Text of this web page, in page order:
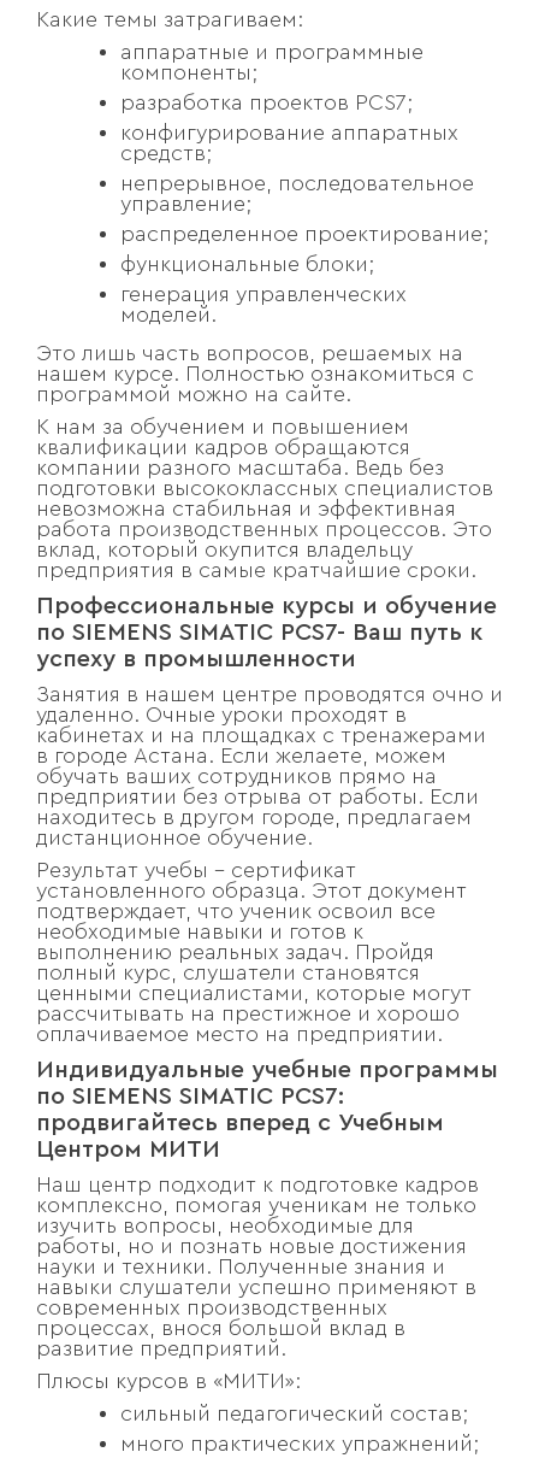
Какие темы затрагиваем:
аппаратные и программные
компоненты;
разработка проектов PCS7;
конфигурирование аппаратных
средств;
непрерывное, последовательное
управление;
распределенное проектирование;
функциональные блоки;
генерация управленческих
моделей.
Это лишь часть вопросов, решаемых на
нашем курсе. Полностью ознакомиться с
программой можно на сайте.
К нам за обучением и повышением
квалификации кадров обращаются
компании разного масштаба. Ведь без
подготовки высококлассных специалистов
невозможна стабильная и эффективная
работа производственных процессов. Это
вклад, который окупится владельцу
предприятия в самые кратчайшие сроки.
Профессиональные курсы и обучение
по SIEMENS SIMATIC PCS7- Ваш путь к
успеху в промышленности
Занятия в нашем центре проводятся очно и
удаленно. Очные уроки проходят в
кабинетах и на площадках с тренажерами
в городе Астана. Если желаете, можем
обучать ваших сотрудников прямо на
предприятии без отрыва от работы. Если
находитесь в другом городе, предлагаем
дистанционное обучение.
Результат учебы – сертификат
установленного образца. Этот документ
подтверждает, что ученик освоил все
необходимые навыки и готов к
выполнению реальных задач. Пройдя
полный курс, слушатели становятся
ценными специалистами, которые могут
рассчитывать на престижное и хорошо
оплачиваемое место на предприятии.
Индивидуальные учебные программы
по SIEMENS SIMATIC PCS7:
продвигайтесь вперед с Учебным
Центром МИТИ
Наш центр подходит к подготовке кадров
комплексно, помогая ученикам не только
изучить вопросы, необходимые для
работы, но и познать новые достижения
науки и техники. Полученные знания и
навыки слушатели успешно применяют в
современных производственных
процессах, внося большой вклад в
развитие предприятий.
Плюсы курсов в «МИТИ»:
сильный педагогический состав;
много практических упражнений;